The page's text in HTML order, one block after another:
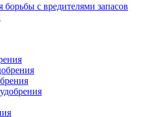
борьбы с вредителями запасов